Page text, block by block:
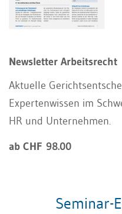
Newsletter Arbeitsrecht
Aktuelle
Expertenwissen im
HR und Unternehmen.
ab CHF 98.00
Seminar-